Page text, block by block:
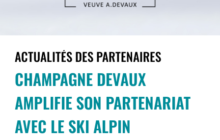
ACTUALITÉS DES PARTENAIRES
CHAMPAGNE DEVAUX
AMPLIFIE SON PARTENARIAT
AVEC LE SKI ALPIN